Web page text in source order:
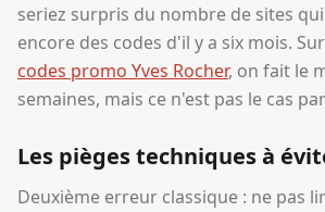
seriez surpris du nombre de sites
encore des codes d'il y a six mois. Sur
codes promo Yves Rocher, on fait le
semaines, mais ce n'est pas le cas
Les pièges techniques à
Deuxième erreur classique : ne pas